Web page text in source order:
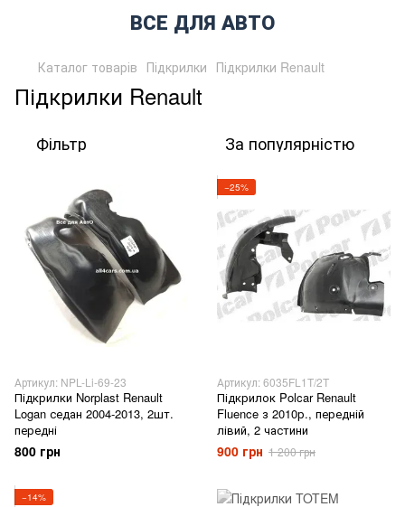
ВСЕ ДЛЯ АВТО
Каталог товарів Підкрилки Підкрилки Renault
Підкрилки Renault
Фільтр За популярністю
Артикул: NPL-Li-69-23
Підкрилки Norplast Renault
Logan седан 2004-2013, 2шт.
передні
800 грн
−25%
Артикул: 6035FL1T/2T
Підкрилок Polcar Renault
Fluence з 2010р., передній
лівий, 2 частини
900 грн 1 200 грн
−14%